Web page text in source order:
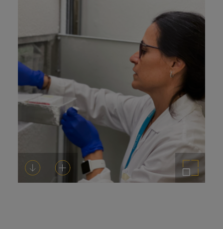
DescargarAñadir al carrito Ampliar imagen